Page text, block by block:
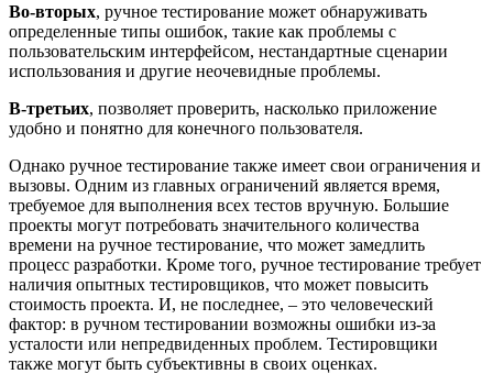
Во-вторых, ручное тестирование может обнаруживать
определенные типы ошибок, такие как проблемы с
пользовательским интерфейсом, нестандартные сценарии
использования и другие неочевидные проблемы.
В-третьих, позволяет проверить, насколько приложение
удобно и понятно для конечного пользователя.
Однако ручное тестирование также имеет свои ограничения и
вызовы. Одним из главных ограничений является время,
требуемое для выполнения всех тестов вручную. Большие
проекты могут потребовать значительного количества
времени на ручное тестирование, что может замедлить
процесс разработки. Кроме того, ручное тестирование требует
наличия опытных тестировщиков, что может повысить
стоимость проекта. И, не последнее, – это человеческий
фактор: в ручном тестировании возможны ошибки из-за
усталости или непредвиденных проблем. Тестировщики
также могут быть субъективны в своих оценках.